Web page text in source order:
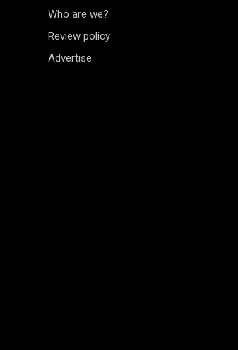
Who are we?
Review policy
Advertise